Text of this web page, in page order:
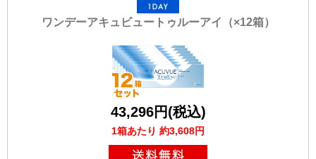
ワンデーアキュビュートゥルーアイ（×12箱）
43,296円(税込)
1箱あたり 約3,608円